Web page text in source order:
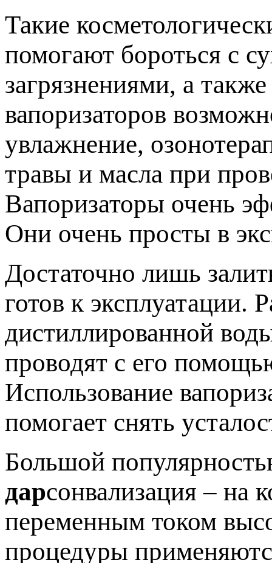
Такие
помогают бороться с
загрязнениями, а
вапоризаторов
увлажнение,
травы и масла при
Вапоризаторы очень
Они очень просты в
Достаточно лишь
готов к эксплуатации.
дистиллированной
проводят с его
Использование
помогает снять
Большой
дарсонвализация – на
переменным током
процедуры